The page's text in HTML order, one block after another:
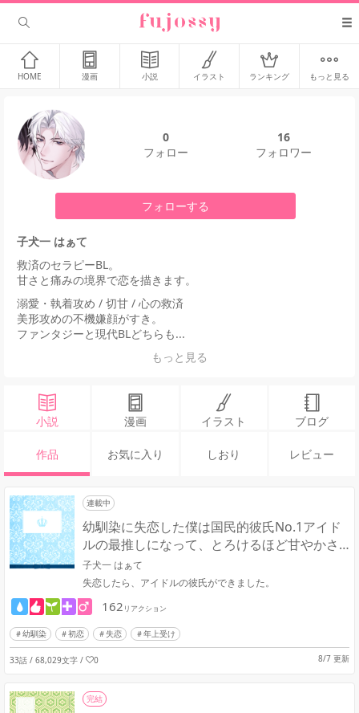
HOME 漫画 小説 イラスト ランキング もっと見る
0
フォロー
16
フォロワー
フォローする
子犬一 はぁて
救済のセラピーBL。
甘さと痛みの境界で恋を描きます。
溺愛・執着攻め / 切甘 / 心の救済
美形攻めの不機嫌顔がすき。
ファンタジーと現代BLどちらも...
もっと見る
小説 漫画 イラスト ブログ
作品 お気に入り しおり レビュー
連載中
幼馴染に失恋した僕は国民的彼氏No.1アイド
ルの最推しになって、とろけるほど甘やかさ
れています
子犬一 はぁて
失恋したら、アイドルの彼氏ができました。
162 リアクション
幼馴染 初恋 失恋 年上受け
33話 / 68,029文字 / 0 8/7 更新
完結